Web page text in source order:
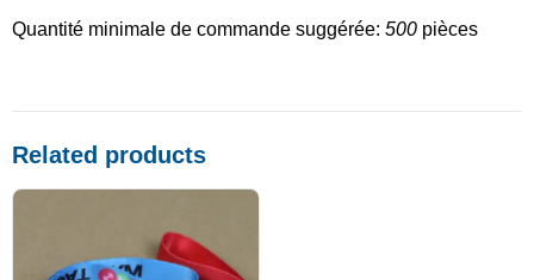
Quantité minimale de commande suggérée: 500 pièces
Related products